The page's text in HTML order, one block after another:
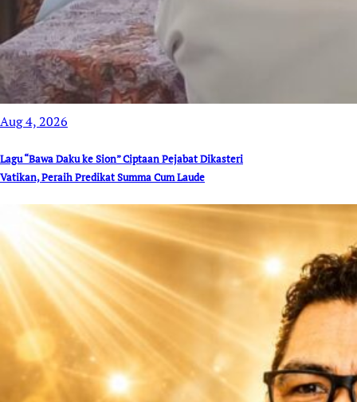
Aug 4, 2026
Lagu “Bawa Daku ke Sion” Ciptaan Pejabat Dikasteri
Vatikan, Peraih Predikat Summa Cum Laude